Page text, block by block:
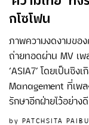
กโซโฟน
ภาพความงดงามขอ
ถ่ายทอดผ่าน MV เพ
‘ASIA7’ โดยเป็นซิง
Management ที่เพ
รักษาอีกฝ่ายไว้อย่าง
by PATCHSITA